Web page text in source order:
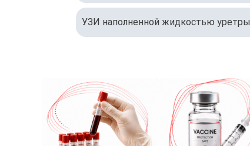
УЗИ наполненной жидкостью уретры